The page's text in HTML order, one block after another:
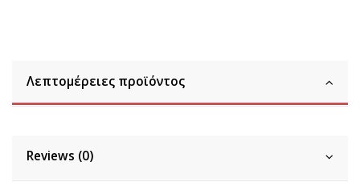
Λεπτομέρειες προϊόντος
Reviews (0)